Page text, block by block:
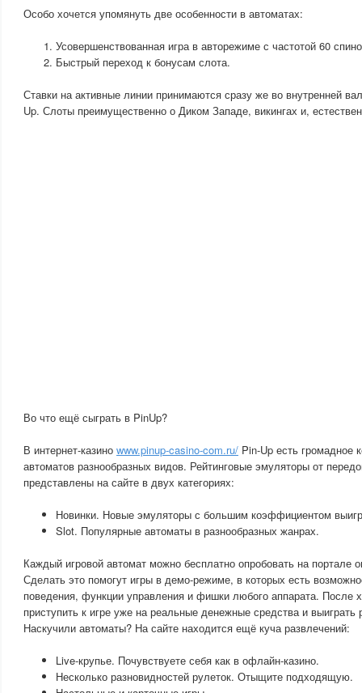
Особо хочется упомянуть две особенности в автоматах:
Усовершенствованная игра в авторежиме с частотой 60
Быстрый переход к бонусам слота.
Ставки на активные линии принимаются сразу же во внутренней
Up. Слоты преимущественно о Диком Западе, викингах и,
Во что ещё сыграть в PinUp?
В интернет-казино www.pinup-casino-com.ru/ Pin-Up есть громадное
автоматов разнообразных видов. Рейтинговые эмуляторы от
представлены на сайте в двух категориях:
Новинки. Новые эмуляторы с большим коэффициентом
Slot. Популярные автоматы в разнообразных жанрах.
Каждый игровой автомат можно бесплатно опробовать на портале
Сделать это помогут игры в демо-режиме, в которых есть
поведения, функции управления и фишки любого аппарата. После
приступить к игре уже на реальные денежные средства и
Наскучили автоматы? На сайте находится ещё куча развлечений:
Live-крупье. Почувствуете себя как в офлайн-казино.
Несколько разновидностей рулеток. Отыщите подходящую.